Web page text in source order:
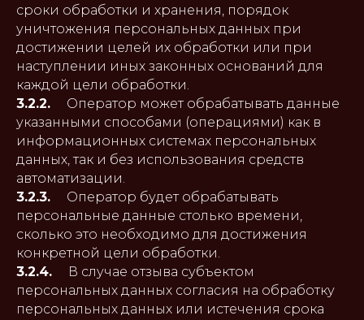
сроки обработки и хранения, порядок
уничтожения персональных данных при
достижении целей их обработки или при
наступлении иных законных оснований для
каждой цели обработки.
3.2.2. Оператор может обрабатывать данные
указанными способами (операциями) как в
информационных системах персональных
данных, так и без использования средств
автоматизации.
3.2.3. Оператор будет обрабатывать
персональные данные столько времени,
сколько это необходимо для достижения
конкретной цели обработки.
3.2.4.
В случае отзыва субъектом
персональных данных согласия на обработку
персональных данных или истечения срока